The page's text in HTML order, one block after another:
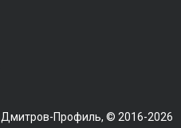
Дмитров-Профиль, © 2016-2026